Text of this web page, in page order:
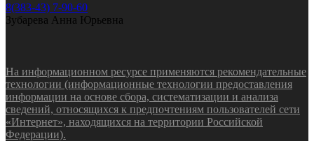
8(383-43) 7-90-60
Зубарева Анна Юрьевна
На информационном ресурсе применяются рекомендательные
технологии (информационные технологии предоставления
информации на основе сбора, систематизации и анализа
сведений, относящихся к предпочтениям пользователей сети
«Интернет», находящихся на территории Российской
Федерации).